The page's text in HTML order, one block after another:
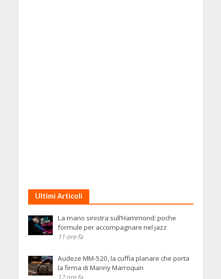
Ultimi Articoli
La mano sinistra sull’Hammond: poche
formule per accompagnare nel jazz
11 ore fa
Audeze MM-520, la cuffia planare che porta
la firma di Manny Marroquin
12 ore fa